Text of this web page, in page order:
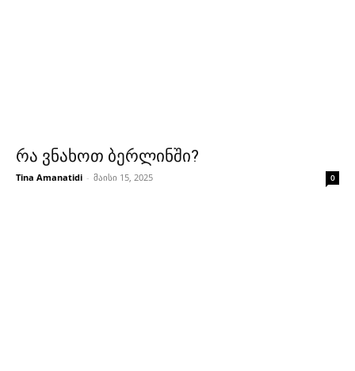
რა ვნახოთ ბერლინში?
Tina Amanatidi - მაისი 15, 2025 0